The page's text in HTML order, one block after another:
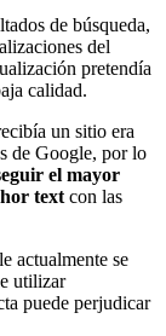
de búsqueda,
del
pretendía
calidad.
un sitio era
de Google, por lo
el mayor
text con las
actualmente se
utilizar
puede perjudicar